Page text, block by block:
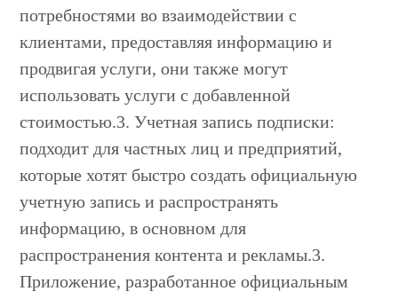
потребностями во взаимодействии с
клиентами, предоставляя информацию и
продвигая услуги, они также могут
использовать услуги с добавленной
стоимостью.3. Учетная запись подписки:
подходит для частных лиц и предприятий,
которые хотят быстро создать официальную
учетную запись и распространять
информацию, в основном для
распространения контента и рекламы.3.
Приложение, разработанное официальным